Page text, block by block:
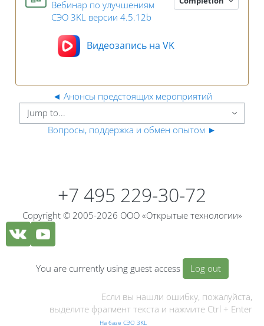
Вебинар по улучшениям
СЭО 3KL версии 4.5.12b
Видеозапись на VK
◄ Анонсы предстоящих мероприятий
Вопросы, поддержка и обмен опытом ►
+7 495 229-30-72
Copyright © 2005-2026 ООО «Открытые технологии»
You are currently using guest access Log out
Если вы нашли ошибку, пожалуйста,
выделите фрагмент текста и нажмите Ctrl + Enter
На базе СЭО 3KL